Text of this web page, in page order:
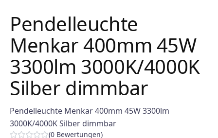
Pendelleuchte
Menkar 400mm 45W
3300lm 3000K/4000K
Silber dimmbar
Pendelleuchte Menkar 400mm 45W 3300lm
3000K/4000K Silber dimmbar
(0 Bewertungen)